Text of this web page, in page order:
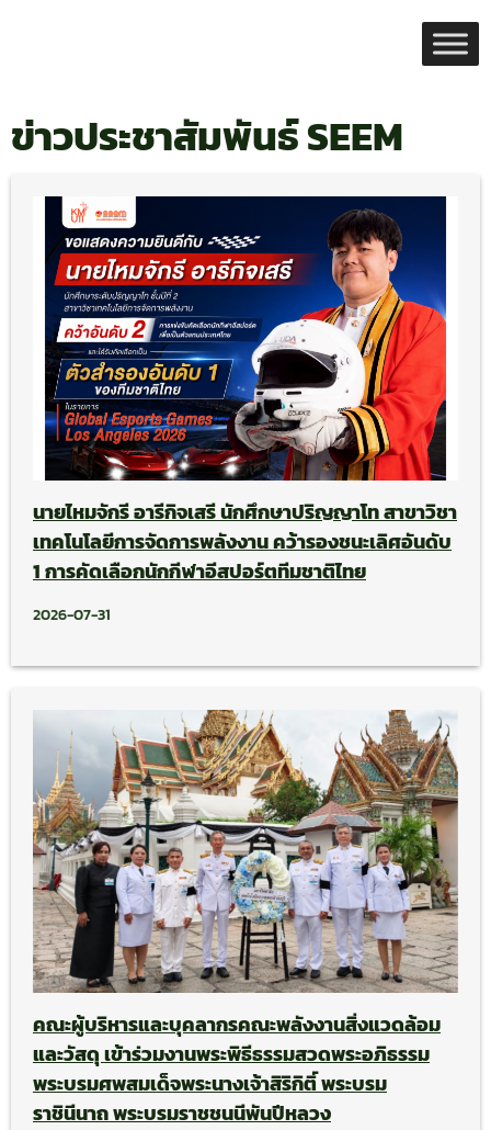
ข่าวประชาสัมพันธ์ SEEM
นายไหมจักรี อารีกิจเสรี นักศึกษาปริญญาโท สาขาวิชา
เทคโนโลยีการจัดการพลังงาน คว้ารองชนะเลิศอันดับ
1 การคัดเลือกนักกีฬาอีสปอร์ตทีมชาติไทย
2026-07-31
คณะผู้บริหารและบุคลากรคณะพลังงานสิ่งแวดล้อม
และวัสดุ เข้าร่วมงานพระพิธีธรรมสวดพระอภิธรรม
พระบรมศพสมเด็จพระนางเจ้าสิริกิติ์ พระบรม
ราชินีนาถ พระบรมราชชนนีพันปีหลวง